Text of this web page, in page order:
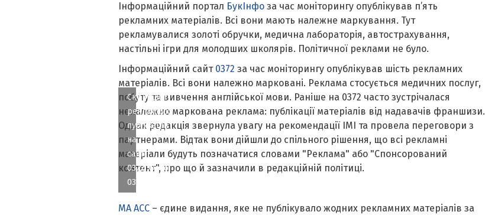
Інформаційний портал БукІнфо за час моніторингу опублікував п’ять
рекламних матеріалів. Всі вони мають належне маркування. Тут
рекламувалися золоті обручки, медична лабораторія, автострахування,
настільні ігри для молодших школярів. Політичної реклами не було.
Інформаційний сайт0372 за час моніторингу опублікував шість рекламних
матеріалів. Всі вони належно марковані. Реклама стосується медичних послуг,
побуту та вивчення англійської мови. Раніше на 0372 часто зустрічалася
неналежно маркована реклама: публікації матеріалів від надавачів франшизи.
Однак редакція звернула увагу на рекомендації ІМІ та провела переговори з
партнерами. Відтак вони дійшли до спільного рішення, що всі рекламні
матеріали будуть позначатися словами "Реклама" або "Спонсорований
контент", про що й зазначили в редакційній політиці.
Скриншот
рекламних
публікацій
на
сайті
0372. Фото
0372
МА АСС– єдине видання, яке не публікувало жодних рекламних матеріалів за